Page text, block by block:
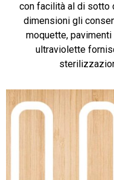
con facilità al di sotto
dimensioni gli
moquette,
ultraviolette